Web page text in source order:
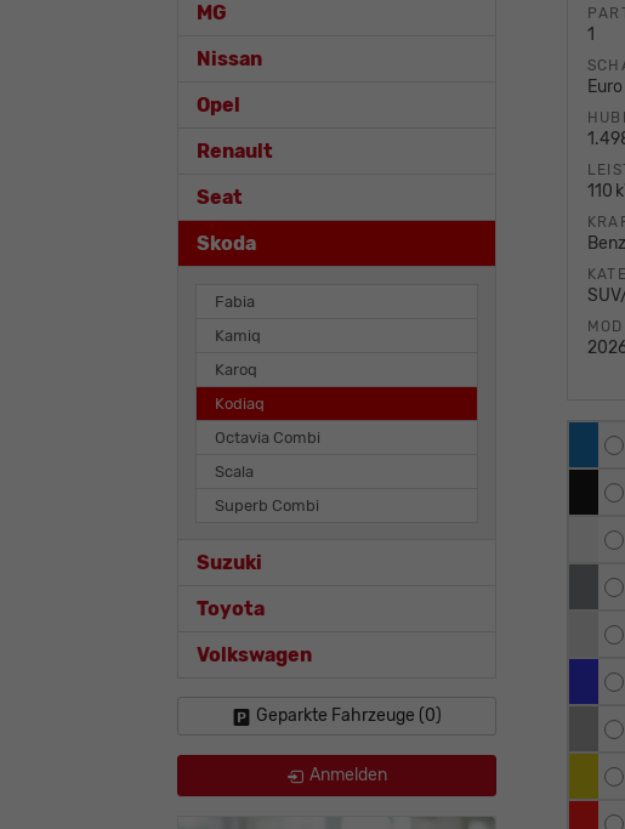
1
110
MG
Nissan
Opel
Renault
Seat
Skoda
Fabia
Kamiq
Karoq
Kodiaq
Octavia Combi
Scala
Superb Combi
Suzuki
Toyota
Volkswagen
Geparkte Fahrzeuge (0)
Anmelden